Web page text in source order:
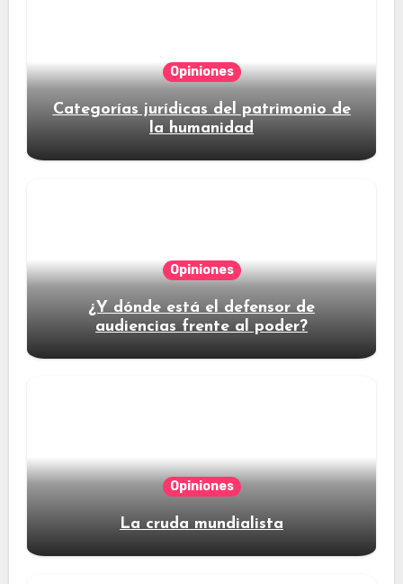
Opiniones
Categorías jurídicas del patrimonio de
la humanidad
Opiniones
¿Y dónde está el defensor de
audiencias frente al poder?
Opiniones
La cruda mundialista